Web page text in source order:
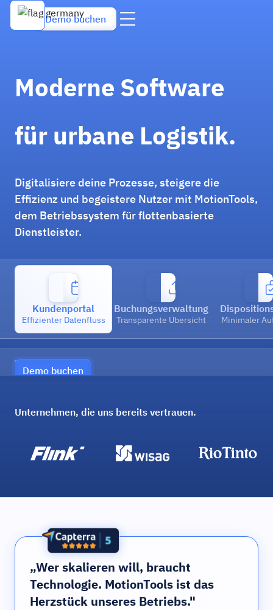
Demo buchen
Moderne Software
für urbane Logistik.
Digitalisiere deine Prozesse, steigere die
Effizienz und begeistere Nutzer mit MotionTools,
dem Betriebssystem für flottenbasierte
Dienstleister.
Kundenportal
Effizienter Datenfluss
Buchungsverwaltung
Transparente Übersicht Minimaler
Demo buchen
Unternehmen, die uns bereits vertrauen.
„Wer skalieren will, braucht
Technologie. MotionTools ist das
Herzstück unseres Betriebs."